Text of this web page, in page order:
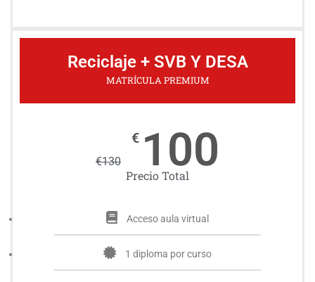
Reciclaje + SVB Y DESA
MATRÍCULA PREMIUM
€130
€ 100
Precio Total
Acceso aula virtual
1 diploma por curso